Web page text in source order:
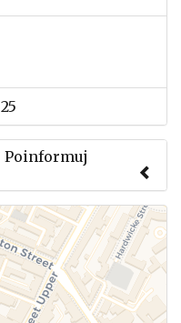
Poinformuj
informację o